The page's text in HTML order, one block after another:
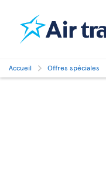
Accueil Offres spéciales